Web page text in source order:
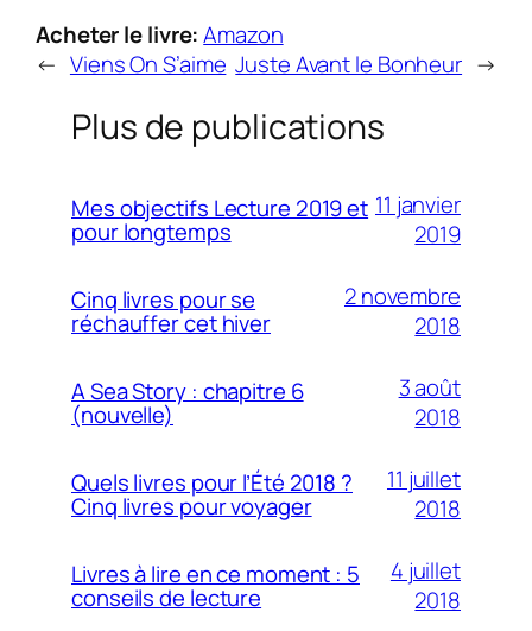
Acheter le livre: Amazon
← Viens On S’aime Juste Avant le Bonheur →
Plus de publications
Mes objectifs Lecture 2019 et
pour longtemps
11 janvier
2019
Cinq livres pour se
réchauffer cet hiver
2 novembre
2018
A Sea Story : chapitre 6
(nouvelle)
3 août
2018
Quels livres pour l’Été 2018 ?
Cinq livres pour voyager
11 juillet
2018
Livres à lire en ce moment : 5
conseils de lecture
4 juillet
2018